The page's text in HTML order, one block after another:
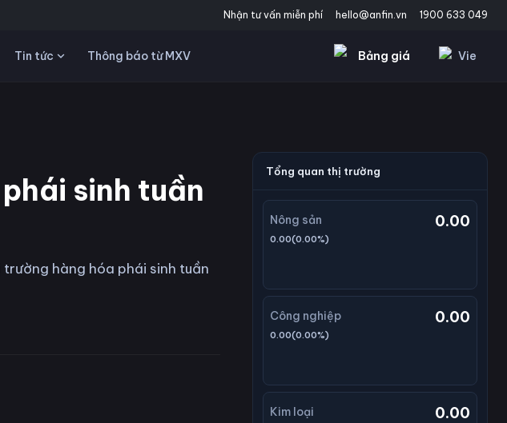
Nhận tư vấn miễn phí hello@anfin.vn 1900 633 049
Tin tức Thông báo từ MXV Bảng giá Vie
sinh tuần
hàng hóa phái sinh tuần
Tổng quan thị trường
Nông sản 0.00
0.00(0.00%)
Công nghiệp 0.00
0.00(0.00%)
Kim loại 0.00